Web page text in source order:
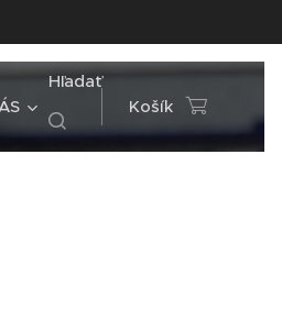
Hľadať
Košík